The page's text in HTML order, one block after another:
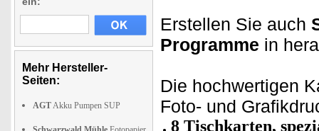
Mehr Hersteller-
Seiten:
AGTAkku Pumpen SUP
Erstellen Sie auch
Programme in
Die hochwertigen
Foto- und
8 Tischkarten,